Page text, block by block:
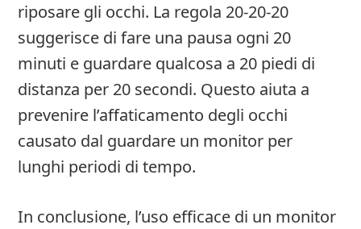
riposare gli occhi. La regola 20-20-20
suggerisce di fare una pausa ogni 20
minuti e guardare qualcosa a 20 piedi di
distanza per 20 secondi. Questo aiuta a
prevenire l’affaticamento degli occhi
causato dal guardare un monitor per
lunghi periodi di tempo.
In conclusione, l’uso efficace di un monitor